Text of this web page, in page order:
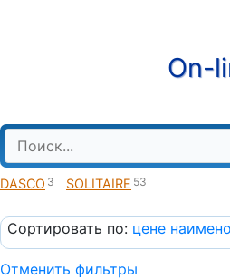
On-
DASCO 3 SOLITAIRE 53
Сортировать по: цене
Отменить фильтры